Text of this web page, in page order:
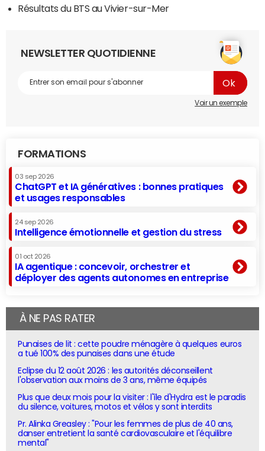
Résultats du BTS au Vivier-sur-Mer
NEWSLETTER QUOTIDIENNE
Voir un exemple
FORMATIONS
03 sep 2026
ChatGPT et IA génératives : bonnes pratiques
et usages responsables
24 sep 2026
Intelligence émotionnelle et gestion du stress
01 oct 2026
IA agentique : concevoir, orchestrer et
déployer des agents autonomes en entreprise
À NE PAS RATER
Punaises de lit : cette poudre ménagère à quelques euros
a tué 100% des punaises dans une étude
Eclipse du 12 août 2026 : les autorités déconseillent
l'observation aux moins de 3 ans, même équipés
Plus que deux mois pour la visiter : l'île d'Hydra est le paradis
du silence, voitures, motos et vélos y sont interdits
Pr. Alinka Greasley : "Pour les femmes de plus de 40 ans,
danser entretient la santé cardiovasculaire et l'équilibre
mental"